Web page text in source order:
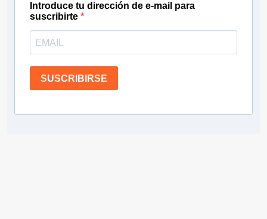
Introduce tu dirección de e-mail para
suscribirte
SUSCRIBIRSE